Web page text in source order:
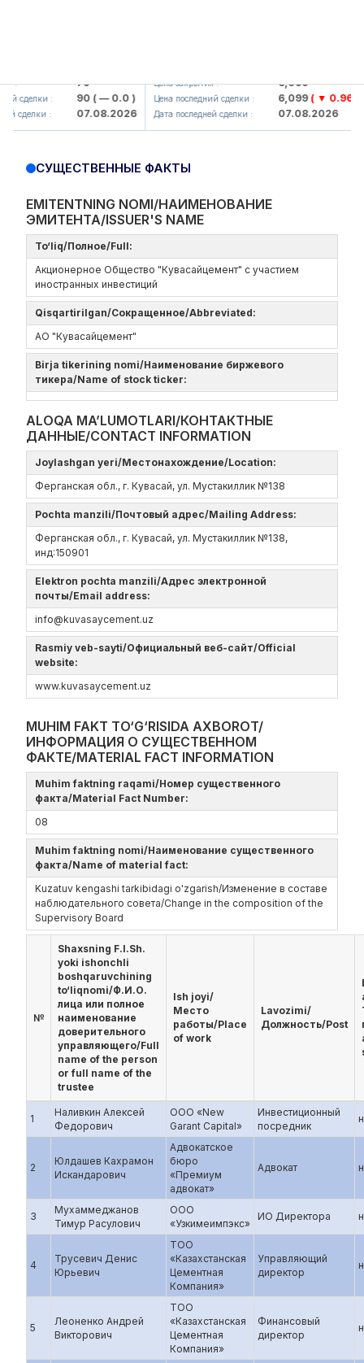
79
: ( — 0.0 )
: 07.08.2026
Цена закрытия : 6,099
Цена последний сделки : 6,099( ▼ 0.96 )
Дата последней сделки : 07.08.2026
СУЩЕСТВЕННЫЕ ФАКТЫ
EMITENTNING NOMI/НАИМЕНОВАНИЕ
ЭМИТЕНТА/ISSUER'S NAME
To‘liq/Полное/Full:
Акционерное Общество "Кувасайцемент" с участием
иностранных инвестиций
Qisqartirilgan/Сокращенное/Abbreviated:
АО "Кувасайцемент"
Birja tikerining nomi/Наименование биржевого
тикера/Name of stock ticker:
ALOQA MA’LUMOTLARI/КОНТАКТНЫЕ
ДАННЫЕ/CONTACT INFORMATION
Joylashgan yeri/Местонахождение/Location:
Ферганская обл., г. Кувасай, ул. Мустакиллик №138
Pochta manzili/Почтовый адрес/Mailing Address:
Ферганская обл., г. Кувасай, ул. Мустакиллик №138,
инд:150901
Elektron pochta manzili/Адрес электронной
почты/Email address:
info@kuvasaycement.uz
Rasmiy veb-sayti/Официальный веб-сайт/Official
website:
www.kuvasaycement.uz
MUHIM FAKT TO‘G‘RISIDA AXBOROT/
ИНФОРМАЦИЯ О СУЩЕСТВЕННОМ
ФАКТЕ/MATERIAL FACT INFORMATION
Muhim faktning raqami/Номер существенного
факта/Material Fact Number:
08
Muhim faktning nomi/Наименование существенного
факта/Name of material fact:
Kuzatuv kengashi tarkibidagi o'zgarish/Изменение в составе
наблюдательного совета/Change in the composition of the
Supervisory Board
№
Shaxsning F.I.Sh.
yoki ishonchli
boshqaruvchining
to‘liqnomi/Ф.И.О.
лица или полное
наименование
доверительного
управляющего/Full
name of the person
or full name of the
trustee
Ish joyi/
Место
работы/Place
of work
Lavozimi/
Должность/Post
1
Наливкин Алексей
Федорович
ООО «New
Garant Capital»
Инвестиционный
посредник
2
Юлдашев Кахрамон
Искандарович
Адвокатское
бюро
«Премиум
адвокат»
Адвокат
3
Мухаммеджанов
Тимур Расулович
ООО
«Узкимеимпэкс»
ИО Директора
4
Трусевич Денис
Юрьевич
ТОО
«Казахстанская
Цементная
Компания»
Управляющий
директор
5
Леоненко Андрей
Викторович
ТОО
«Казахстанская
Цементная
Компания»
Финансовый
директор